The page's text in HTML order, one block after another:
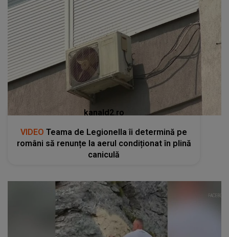
kanald2.ro
VIDEO Teama de Legionella îi determină pe
români să renunțe la aerul condiționat în plină
caniculă